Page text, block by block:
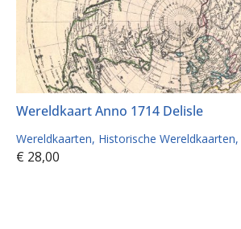
Wereldkaart Anno 1714 Delisle
Wereldkaarten Historische Wereldkaarten
€ 28,00